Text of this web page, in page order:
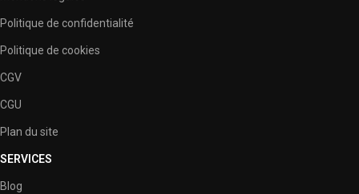
Politique de confidentialité
Politique de cookies
CGV
CGU
Plan du site
SERVICES
Blog